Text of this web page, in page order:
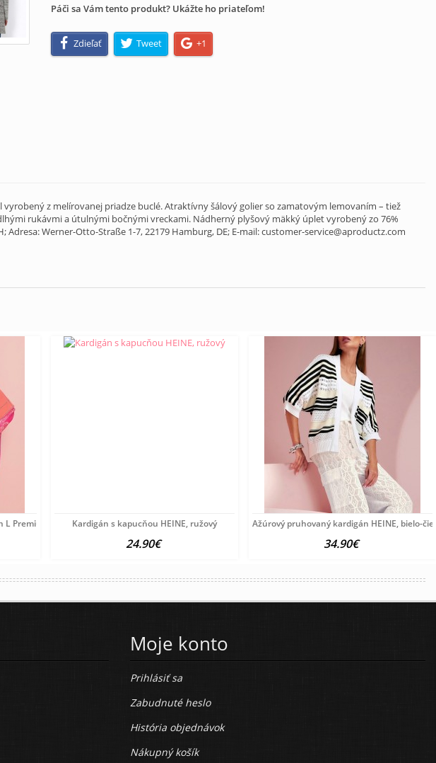
Páči sa Vám tento produkt? Ukážte ho priateľom!
Zdieľať Tweet +1
z melírovanej priadze buclé. Atraktívny šálový golier so zamatovým lemovaním – tiež
rukávmi a útulnými bočnými vreckami. Nádherný plyšový mäkký úplet vyrobený zo 76%
Werner-Otto-Straße 1-7, 22179 Hamburg, DE; E-mail: customer-service@aproductz.com
L Premium, ružovo-koralovéKardigán s kapucňou HEINE, ružový
24.90€
Ažúrový pruhovaný kardigán HEINE, bielo-
34.90€
Moje konto
Prihlásiť sa
Zabudnuté heslo
História objednávok
Nákupný košík